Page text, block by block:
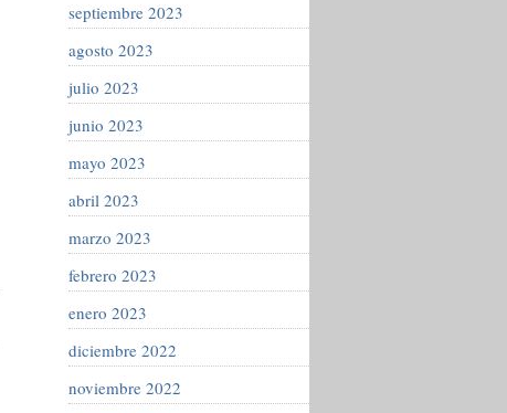
septiembre 2023
agosto 2023
julio 2023
junio 2023
mayo 2023
abril 2023
marzo 2023
febrero 2023
enero 2023
diciembre 2022
noviembre 2022